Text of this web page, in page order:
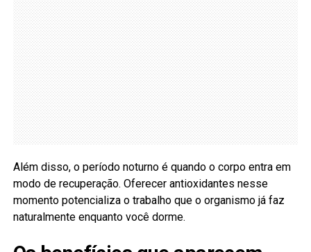
Além disso, o período noturno é quando o corpo entra em
modo de recuperação. Oferecer antioxidantes nesse
momento potencializa o trabalho que o organismo já faz
naturalmente enquanto você dorme.